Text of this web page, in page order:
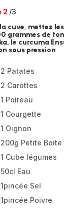
2 /3
cuve, mettez
grammes de
le curcuma
sous pression
2 Patates
2 Carottes
1 Poireau
1 Courgette
1 Oignon
200g Petite
1 Cube légumes
50cl Eau
1pincée Sel
1pincée Poivre